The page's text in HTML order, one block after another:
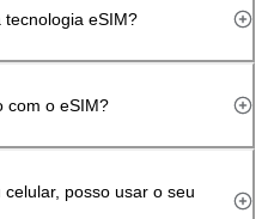
eSIM?
com o eSIM?
posso usar o seu